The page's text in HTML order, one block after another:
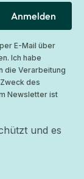
Anmelden
E-Mail über
Ich habe
die Verarbeitung
des
Newsletter ist
und es